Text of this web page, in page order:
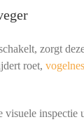
zorgt
roet,
inspectie